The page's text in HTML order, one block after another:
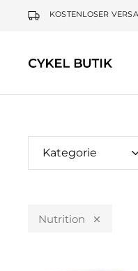
KOSTENLOSER
Cykel
Kategorie
Nutrition